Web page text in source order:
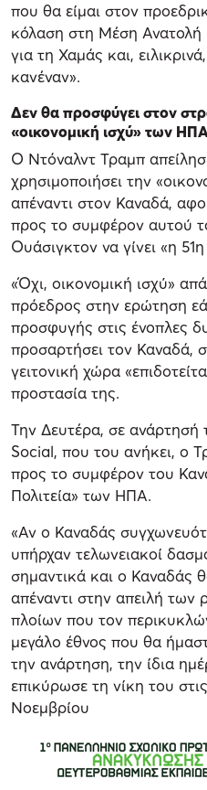
που θα είμαι στον
κόλαση στη Μέση Ανατολή
για τη Χαμάς και,
κανέναν».
Δεν θα προσφύγει στον
«οικονομική ισχύ» των
Ο Ντόναλντ Τραμπ
χρησιμοποιήσει την
απέναντι στον Καναδά,
προς το συμφέρον αυτού
Ουάσιγκτον να γίνει «η
«Όχι, οικονομική ισχύ»
πρόεδρος στην ερώτηση
προσφυγής στις ένοπλες
προσαρτήσει τον Καναδά,
γειτονική χώρα
προστασία της.
Την Δευτέρα, σε ανάρτησή
Social, που του ανήκει, ο
προς το συμφέρον του
Πολιτεία» των ΗΠΑ.
«Αν ο Καναδάς
υπήρχαν τελωνειακοί
σημαντικά και ο Καναδάς
απέναντι στην απειλή των
πλοίων που τον
μεγάλο έθνος που θα
την ανάρτηση, την ίδια
επικύρωσε τη νίκη του
Νοεμβρίου